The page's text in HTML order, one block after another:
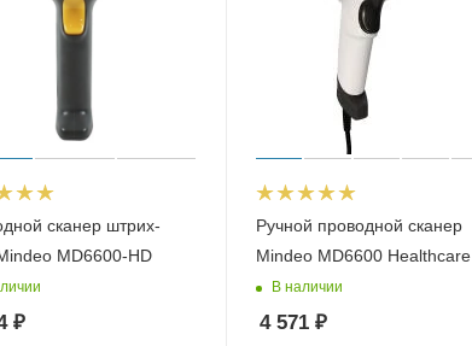
сканер штрих-
MD6600-HD
₽
Ручной проводной сканер
Mindeo MD6600 Healthcare
В наличии
4 571₽